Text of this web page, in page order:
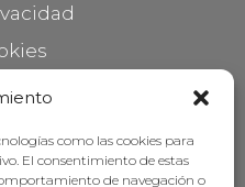
como las cookies para
El consentimiento de estas
de navegación o